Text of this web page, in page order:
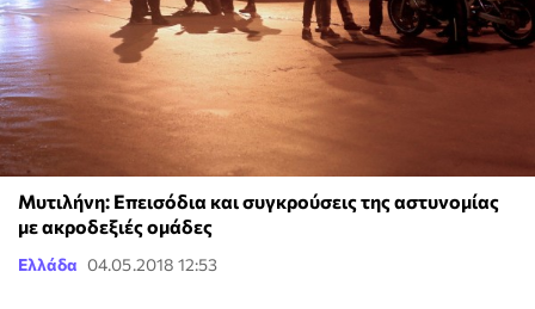
Μυτιλήνη: Επεισόδια και συγκρούσεις της αστυνομίας
με ακροδεξιές ομάδες
Ελλάδα 04.05.2018 12:53